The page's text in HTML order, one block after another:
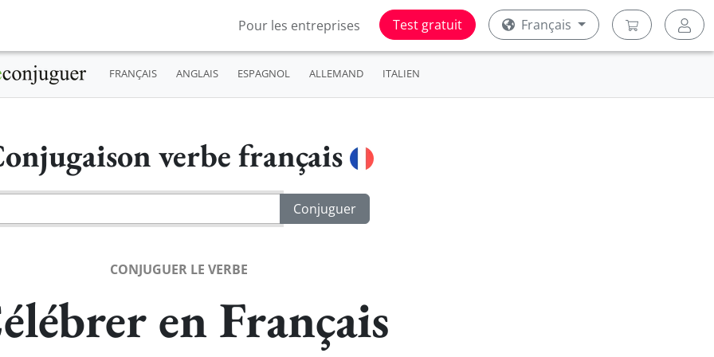
Pour les entreprises Test gratuit Français
FRANÇAIS ANGLAIS ESPAGNOL ALLEMAND ITALIEN
verbe français
CONJUGUER LE VERBE
en Français